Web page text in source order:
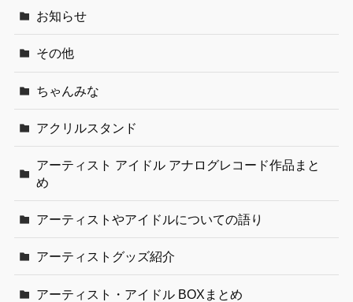
お知らせ
その他
ちゃんみな
アクリルスタンド
アーティスト アイドル アナログレコード作品まと
め
アーティストやアイドルについての語り
アーティストグッズ紹介
アーティスト・アイドル BOXまとめ